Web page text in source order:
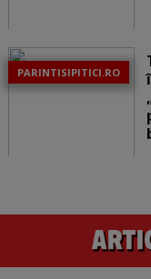
PARINTISIPITICI.RO